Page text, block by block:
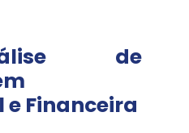
de
Financeira